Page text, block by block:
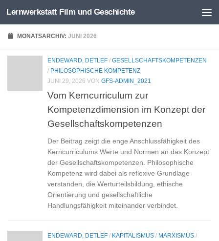
Zum Inhalt springen
Lernwerkstatt Film und Geschichte
MONATSARCHIV:JUNI 2026
ENDEWARD, DETLEF / GESELLSCHAFTSKOMPETENZEN
/ PHILOSOPHISCHE KOMPETENZ
JUNI 29, 2026 VON GFS-ADMIN_2021
Vom Kerncurriculum zur
Kompetenzdimension im Konzept der
Gesellschaftskompetenzen
Der Beitrag zeigt die enge Anschlussfähigkeit des
Kerncurriculums Werte und Normen an das Konzept
der Gesellschaftskompetenzen. Philosophische
Kompetenz wird dabei als reflexive Grundlage
verstanden, die Werturteilsbildung, ethische
Orientierung und gesellschaftliche
Handlungsfähigkeit miteinander verbindet.
ENDEWARD, DETLEF / KAPITALISMUS / MARXISMUS /